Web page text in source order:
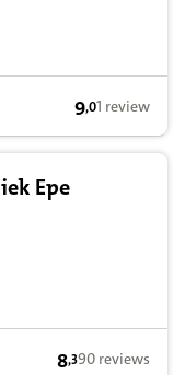
9,0 op basis
9,01 review
Epe
8,3 op basis
8,390 reviews